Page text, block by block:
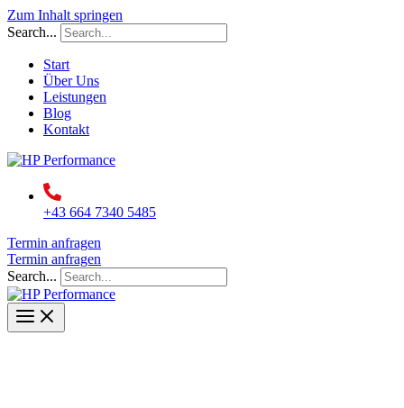
Zum Inhalt springen
Search...
Start
Über Uns
Leistungen
Blog
Kontakt
+43 664 7340 5485
Termin anfragen
Termin anfragen
Search...